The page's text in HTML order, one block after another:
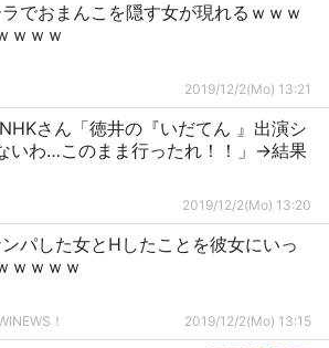
ラでおまんこを隠す女が現れるｗｗｗ
ｗｗｗ
2019/12/2(Mo) 13:21
さん「徳井の『いだてん 』出演シ
いわ…このまま行ったれ！！」→結果
2019/12/2(Mo) 13:20
ンパした女とHしたことを彼女にいっ
ｗｗｗｗ
！ 2019/12/2(Mo) 13:15